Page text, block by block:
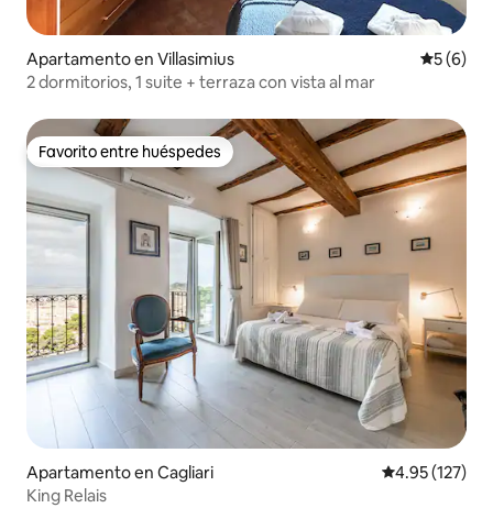
Apartamento en Villasimius
5 (6)
2 dormitorios, 1 suite + terraza con vista al mar
Favorito entre huéspedes
Favorito entre huéspedes
Apartamento en Cagliari Calificación
4.95 (127)
King Relais